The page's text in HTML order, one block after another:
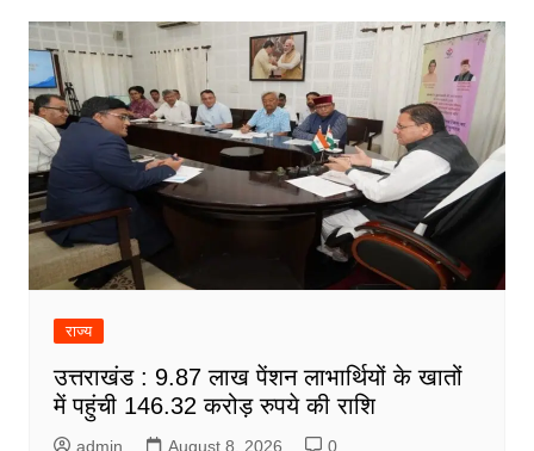
राज्य
उत्तराखंड : 9.87 लाख पेंशन लाभार्थियों के खातों
में पहुंची 146.32 करोड़ रुपये की राशि
admin August 8, 2026 0